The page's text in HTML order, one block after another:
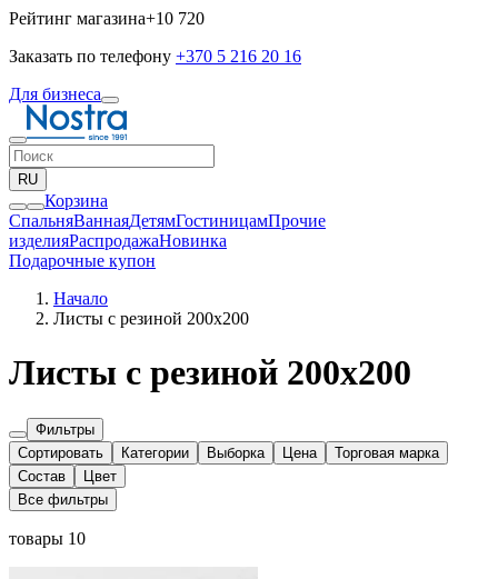
Рейтинг магазина+10 720
Заказать по телефону +370 5 216 20 16
Для бизнеса
RU
Корзина
СпальняВаннаяДетямГостиницамПрочие
изделияPаспродажаНовинка
Подарочные купон
Начало
Листы с резиной 200x200
Листы с резиной 200x200
Фильтры
Сортировать
Категории Выборка Цена
Торговая марка
Состав
Цвет
Все фильтры
товары 10